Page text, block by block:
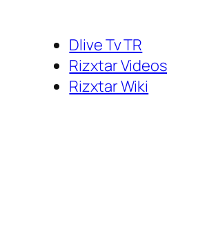
Dlive Tv TR
Rizxtar Videos
Rizxtar Wiki